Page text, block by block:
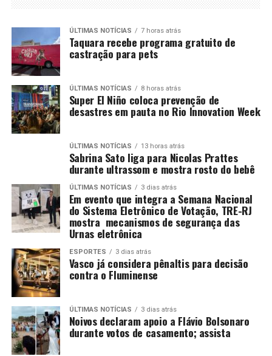
ÚLTIMAS NOTÍCIAS 7 horas atrás
Taquara recebe programa gratuito de
castração para pets
ÚLTIMAS NOTÍCIAS 8 horas atrás
Super El Niño coloca prevenção de
desastres em pauta no Rio Innovation Week
ÚLTIMAS NOTÍCIAS 13 horas atrás
Sabrina Sato liga para Nicolas Prattes
durante ultrassom e mostra rosto do bebê
ÚLTIMAS NOTÍCIAS 3 dias atrás
Em evento que integra a Semana Nacional
do Sistema Eletrônico de Votação, TRE-RJ
mostra mecanismos de segurança das
Urnas eletrônica
ESPORTES 3 dias atrás
Vasco já considera pênaltis para decisão
contra o Fluminense
ÚLTIMAS NOTÍCIAS 3 dias atrás
Noivos declaram apoio a Flávio Bolsonaro
durante votos de casamento; assista